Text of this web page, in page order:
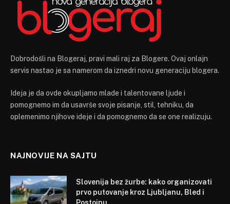
Dobrodošli na Blogeraj, pravi mali raj za Blogere. Ovaj onlajn
servis nastao je sa namerom da iznedri novu generaciju blogera.
Ideja je da ovde okupljamo mlade i talentovane ljude i
pomognemo im da usavrše svoje pisanje, stil, tehniku, da
oplemenimo njihove ideje i da pomognemo da se one realizuju.
NAJNOVIJE NA SAJTU
Slovenija bez žurbe: kako organizovati
prvo putovanje kroz Ljubljanu, Bled i